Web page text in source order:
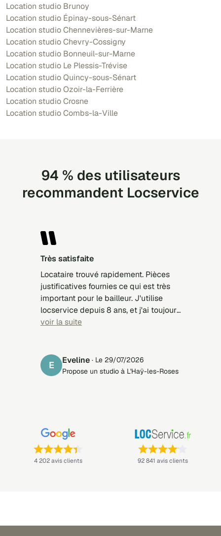
Location studio Brunoy
Location studio Épinay-sous-Sénart
Location studio Chennevières-sur-Marne
Location studio Chevry-Cossigny
Location studio Bonneuil-sur-Marne
Location studio Le Plessis-Trévise
Location studio Quincy-sous-Sénart
Location studio Ozoir-la-Ferrière
Location studio Crosne
Location studio Combs-la-Ville
94 % des utilisateurs
recommandent Locservice
Très satisfaite
Locataire trouvé rapidement. Pièces
justificatives fournies ce qui est très
important pour le bailleur. J'utilise
locservice depuis 8 ans, et j'ai toujours
trouvé des locataires sérieux.
voir la suite
E Eveline · Le 29/07/2026
Propose un studio à L'Haÿ-les-Roses
Note : 4,4 sur 5 —
4 202 avis clients Note : 4,1 sur 5 —
92 841 avis clients